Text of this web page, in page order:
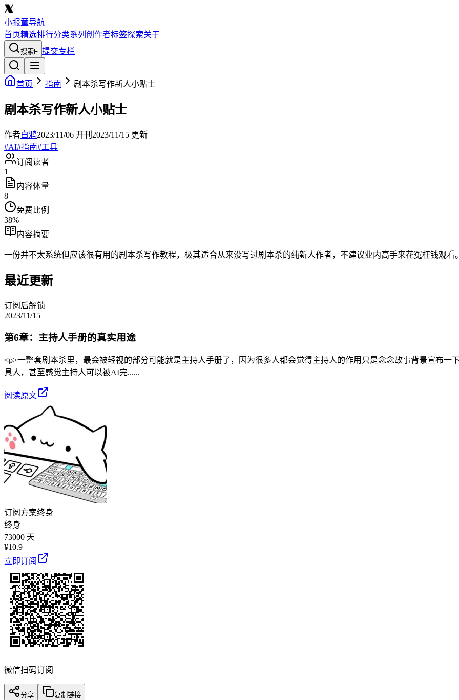
小报童导航
首页精选排行分类系列 创作者标签探索关于
搜索F 提交专栏
首页 指南 剧本杀写作新人小贴士
剧本杀写作新人小贴士
作者白鸦2023/11/06 开刊 2023/11/15 更新
#AI#指南#工具
订阅读者
1
内容体量
8
免费比例
38%
内容摘要
一份并不太系统但应该很有用的剧本杀写作教程，极其适合从来没写过剧本杀的纯新人作者，不建议业内高手来花冤枉钱观
最近更新
订阅后解锁
2023/11/15
第6章：主持人手册的真实用途
<p>一整套剧本杀里，最会被轻视的部分可能就是主持人手册了，因为很多人都会觉得主持人的作用只是念念故事背景宣布
具人，甚至感觉主持人可以被AI完......
阅读原文
订阅方案终身
终身
73000 天
¥10.9
立即订阅
微信扫码订阅
分享 复制链接